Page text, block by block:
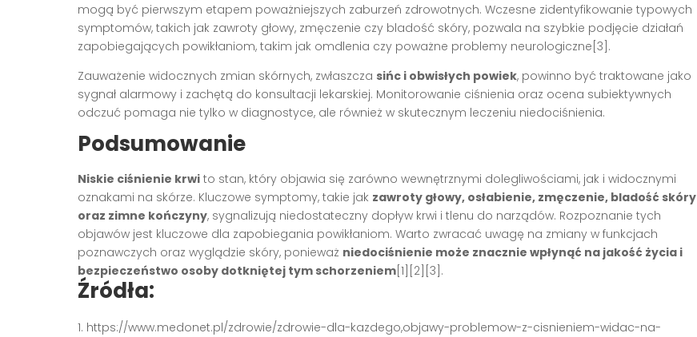
mogą być pierwszym etapem poważniejszych zaburzeń zdrowotnych. Wczesne zidentyfikowanie typowych
symptomów, takich jak zawroty głowy, zmęczenie czy bladość skóry, pozwala na szybkie podjęcie działań
zapobiegających powikłaniom, takim jak omdlenia czy poważne problemy neurologiczne[3].
Zauważenie widocznych zmian skórnych, zwłaszcza sińc i obwisłych powiek, powinno być traktowane jako
sygnał alarmowy i zachętą do konsultacji lekarskiej. Monitorowanie ciśnienia oraz ocena subiektywnych
odczuć pomaga nie tylko w diagnostyce, ale również w skutecznym leczeniu niedociśnienia.
Podsumowanie
Niskie ciśnienie krwi to stan, który objawia się zarówno wewnętrznymi dolegliwościami, jak i widocznymi
oznakami na skórze. Kluczowe symptomy, takie jak zawroty głowy, osłabienie, zmęczenie, bladość skóry
oraz zimne kończyny, sygnalizują niedostateczny dopływ krwi i tlenu do narządów. Rozpoznanie tych
objawów jest kluczowe dla zapobiegania powikłaniom. Warto zwracać uwagę na zmiany w funkcjach
poznawczych oraz wyglądzie skóry, ponieważ niedociśnienie może znacznie wpłynąć na jakość życia i
bezpieczeństwo osoby dotkniętej tym schorzeniem[1][2][3].
Źródła:
https://www.medonet.pl/zdrowie/zdrowie-dla-kazdego,objawy-problemow-z-cisnieniem-widac-na-